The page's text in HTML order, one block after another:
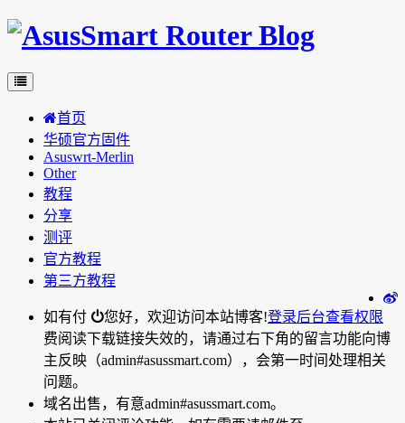
首页
华硕官方固件
Asuswrt-Merlin
Other
教程
分享
测评
官方教程
第三方教程
您好，欢迎访问本站博客!登录后台查看权限
如有付
费阅读下载链接失效的，请通过右下角的留言功能向博
主反映（admin#asussmart.com），会第一时间处理相关
问题。
域名出售，有意admin#asussmart.com。